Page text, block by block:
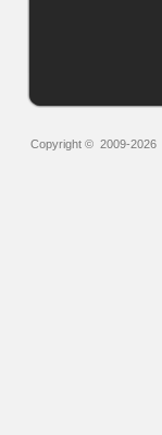
Copyright © 2009-2026